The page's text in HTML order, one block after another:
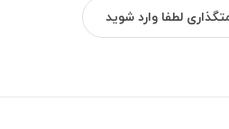
لطفا وارد شوید